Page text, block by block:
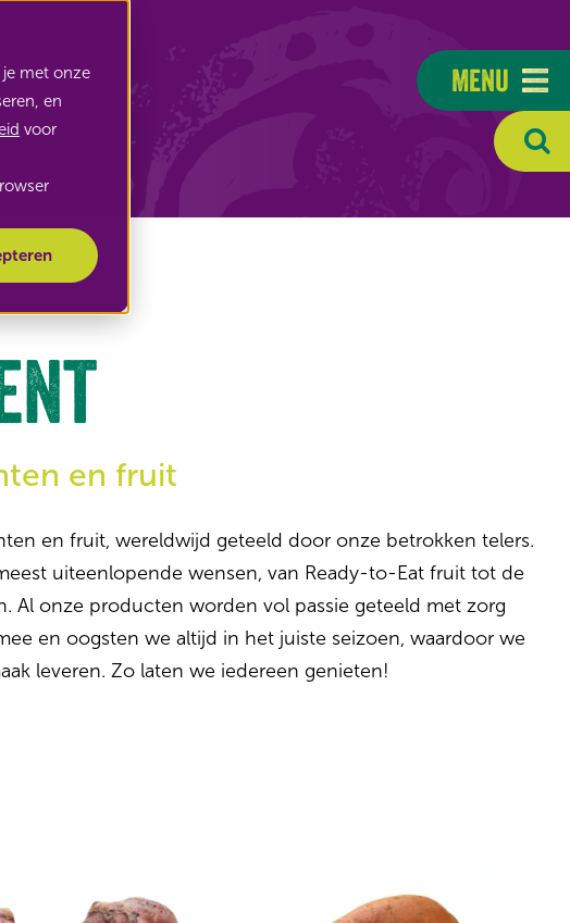
met onze
en
voor
Menu
en fruit
en fruit, wereldwijd geteeld door onze betrokken telers.
uiteenlopende wensen, van Ready-to-Eat fruit tot de
Al onze producten worden vol passie geteeld met zorg
en oogsten we altijd in het juiste seizoen, waardoor we
leveren. Zo laten we iedereen genieten!